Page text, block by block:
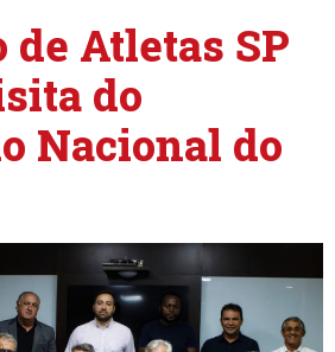
Atletas SP
do
Nacional do